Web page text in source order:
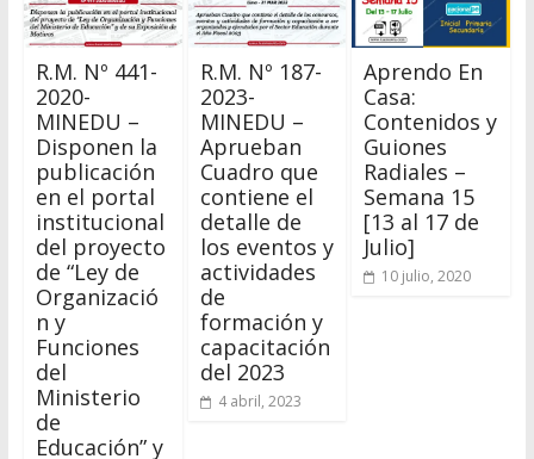
R.M. Nº 441-
2020-
MINEDU –
Disponen la
publicación
en el portal
institucional
del proyecto
de “Ley de
Organizació
n y
Funciones
del
Ministerio
de
Educación” y
R.M. Nº 187-
2023-
MINEDU –
Aprueban
Cuadro que
contiene el
detalle de
los eventos y
actividades
de
formación y
capacitación
del 2023
4 abril, 2023
Aprendo En
Casa:
Contenidos y
Guiones
Radiales –
Semana 15
[13 al 17 de
Julio]
10 julio, 2020